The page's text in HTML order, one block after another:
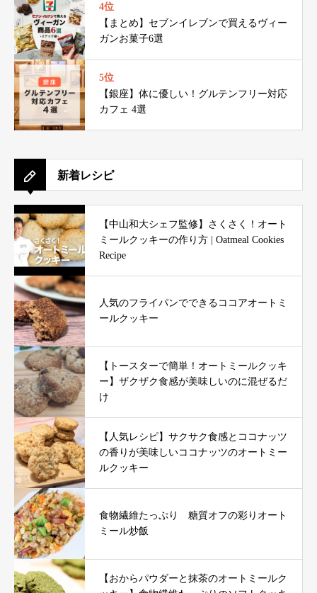
4位
【まとめ】セブンイレブンで買えるヴィー
ガンお菓子6選
5位
【銀座】体に優しい！グルテンフリー対応
カフェ 4選
新着レシピ
【中山和大シェフ監修】さくさく！オート
ミールクッキーの作り方 | Oatmeal Cookies
Recipe
人気のフライパンでできるココアオートミ
ールクッキー
【トースターで簡単！オートミールクッキ
ー】ザクザク食感が美味しいのに混ぜるだ
け
【人気レシピ】サクサク食感とココナッツ
の香りが美味しいココナッツのオートミー
ルクッキー
食物繊維たっぷり 糖質オフの彩りオート
ミール炒飯
【おからパウダーと抹茶のオートミールク